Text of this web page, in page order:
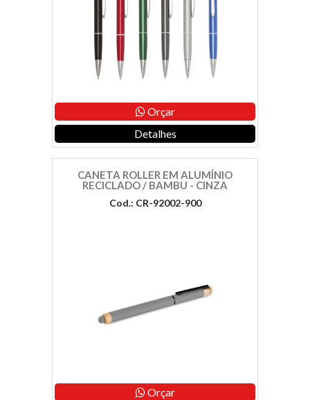
Orçar
Detalhes
CANETA ROLLER EM ALUMÍNIO
RECICLADO / BAMBU - CINZA
Cod.: CR-92002-900
Orçar